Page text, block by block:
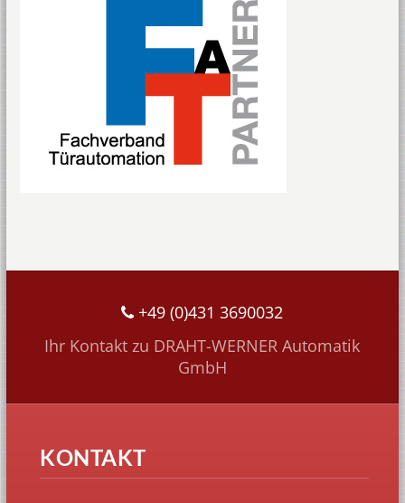
+49 (0)431 3690032
Ihr Kontakt zu DRAHT-WERNER Automatik
GmbH
KONTAKT